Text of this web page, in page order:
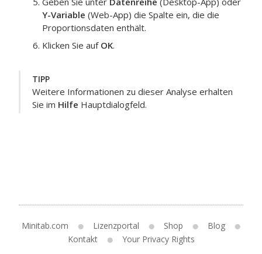
Y-Variable (Web-App) die Spalte ein, die die
Proportionsdaten enthält.
Klicken Sie auf OK.
TIPP
Weitere Informationen zu dieser Analyse erhalten
Sie im Hilfe Hauptdialogfeld.
Minitab.com Lizenzportal Shop
Blog
Kontakt
Your Privacy Rights